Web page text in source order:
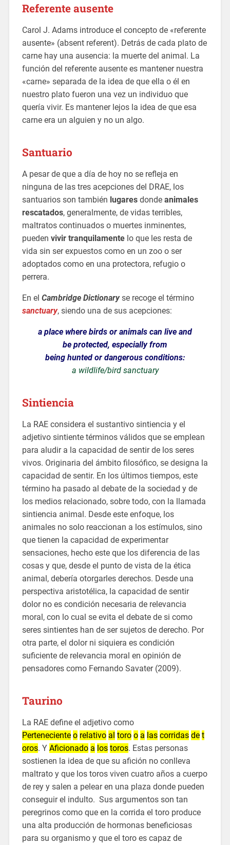
Referente ausente
Carol J. Adams introduce el concepto de «referente
ausente» (absent referent). Detrás de cada plato de
carne hay una ausencia: la muerte del animal. La
función del referente ausente es mantener nuestra
«carne» separada de la idea de que ella o él en
nuestro plato fueron una vez un individuo que
quería vivir. Es mantener lejos la idea de que esa
carne era un alguien y no un algo.
Santuario
A pesar de que a día de hoy no se refleja en
ninguna de las tres acepciones del DRAE, los
santuarios son también lugaresdonde animales
rescatados, generalmente, de vidas terribles,
maltratos continuados o muertes inminentes,
pueden vivir tranquilamentelo que les resta de
vida sin ser expuestos como en un zoo o ser
adoptados como en una protectora, refugio o
perrera.
En el Cambridge Dictionaryse recoge el término
sanctuary, siendo una de sus acepciones:
a place where birds or animals can live and
be protected, especially from
being hunted or dangerous conditions:
a wildlife/bird sanctuary
Sintiencia
La RAE considera el sustantivo sintiencia y el
adjetivo sintiente términos válidos que se emplean
para aludir a la capacidad de sentir de los seres
vivos. Originaria del ámbito filosófico, se designa la
capacidad de sentir. En los últimos tiempos, este
término ha pasado al debate de la sociedad y de
los medios relacionado, sobre todo, con la llamada
sintiencia animal. Desde este enfoque, los
animales no solo reaccionan a los estímulos, sino
que tienen la capacidad de experimentar
sensaciones, hecho este que los diferencia de las
cosas y que, desde el punto de vista de la ética
animal, debería otorgarles derechos. Desde una
perspectiva aristotélica, la capacidad de sentir
dolor no es condición necesaria de relevancia
moral, con lo cual se evita el debate de si como
seres sintientes han de ser sujetos de derecho. Por
otra parte, el dolor ni siquiera es condición
suficiente de relevancia moral en opinión de
pensadores como Fernando Savater (2009).
Taurino
La RAE define el adjetivo como
Perteneciente o relativo al toro o a las corridas de t
oros. Y Aficionado a los toros. Estas personas
sostienen la idea de que su afición no conlleva
maltrato y que los toros viven cuatro años a cuerpo
de rey y salen a pelear en una plaza donde pueden
conseguir el indulto. Sus argumentos son tan
peregrinos como que en la corrida el toro produce
una alta producción de hormonas beneficiosas
para su organismo y que el toro es capaz de